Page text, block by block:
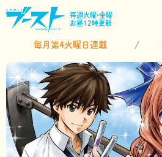
毎週火曜•金曜
お昼12時更新
毎月第4火曜日連載